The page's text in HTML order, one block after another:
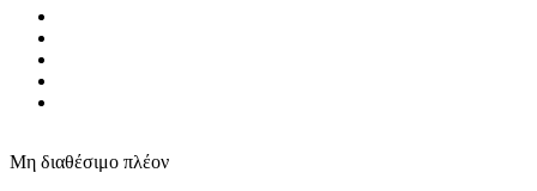
Μη διαθέσιμο πλέον